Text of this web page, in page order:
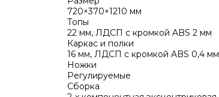
720×370×1210 мм
Топы
22 мм, ЛДСП с кромкой ABS 2 мм
Каркас и полки
16 мм, ЛДСП с кромкой ABS 0,4 мм
Ножки
Регулируемые
Сборка